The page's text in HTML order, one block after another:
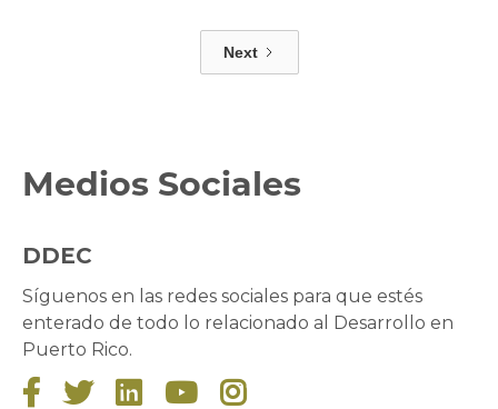
Next
Medios Sociales
DDEC
Síguenos en las redes sociales para que estés
enterado de todo lo relacionado al Desarrollo en
Puerto Rico.
    